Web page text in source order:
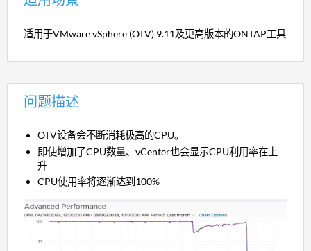
适用于VMware vSphere (OTV) 9.11及更高版本的ONTAP工具
问题描述
OTV设备会不断消耗极高的CPU。
即使增加了CPU数量、vCenter也会显示CPU利用率在上
升
CPU使用率将逐渐达到100%